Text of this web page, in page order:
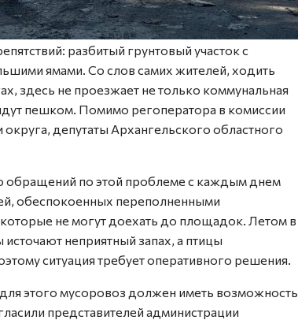
разбитый грунтовый участок с
ямами. Со слов самих жителей, ходить
здесь не проезжает не только коммунальная
пешком. Помимо регоператора в комиссии
депутаты Архангельского областного
обращений по этой проблеме с каждым днем
обеспокоенных переполненными
не могут доехать до площадок. Летом в
неприятный запах, а птицы
ситуация требует оперативного решения.
этого мусоровоз должен иметь возможность
представителей администрации